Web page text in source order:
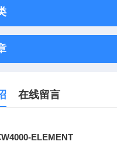
在线留言
ELEMENT